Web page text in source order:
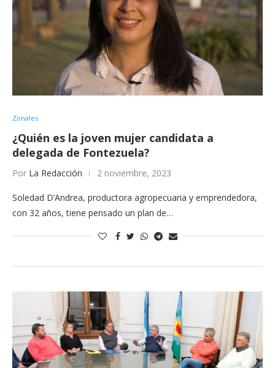
Zonales
¿Quién es la joven mujer candidata a
delegada de Fontezuela?
Por La Redacción 2 noviembre, 2023
Soledad D’Andrea, productora agropecuaria y emprendedora,
con 32 años, tiene pensado un plan de…